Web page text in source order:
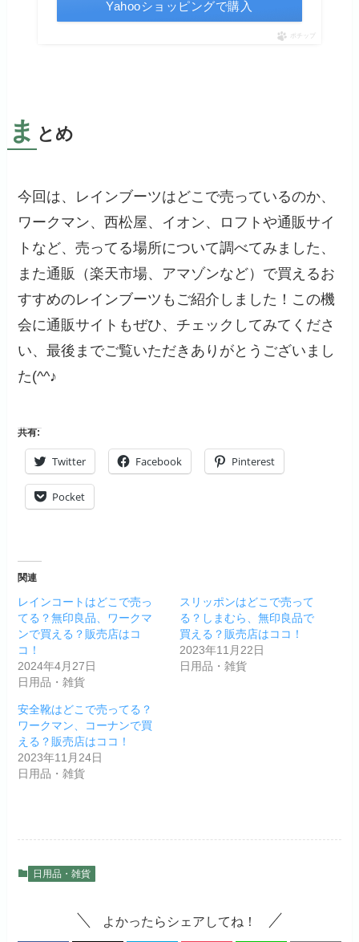
Yahooショッピングで購入
ポチップ
ま とめ
今回は、レインブーツはどこで売っているのか、
ワークマン、西松屋、イオン、ロフトや通販サイ
トなど、売ってる場所について調べてみました、
また通販（楽天市場、アマゾンなど）で買えるお
すすめのレインブーツもご紹介しました！この機
会に通販サイトもぜひ、チェックしてみてくださ
い、最後までご覧いただきありがとうございまし
た(^^♪
共有:
Twitter Facebook Pinterest
Pocket
関連
レインコートはどこで売っ
てる？無印良品、ワークマ
ンで買える？販売店はコ
コ！
2024年4月27日
日用品・雑貨
スリッポンはどこで売って
る？しまむら、無印良品で
買える？販売店はココ！
2023年11月22日
日用品・雑貨
安全靴はどこで売ってる？
ワークマン、コーナンで買
える？販売店はココ！
2023年11月24日
日用品・雑貨
日用品・雑貨
よかったらシェアしてね！